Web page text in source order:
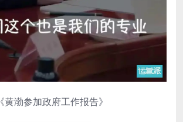
《黄渤参加政府工作报告》